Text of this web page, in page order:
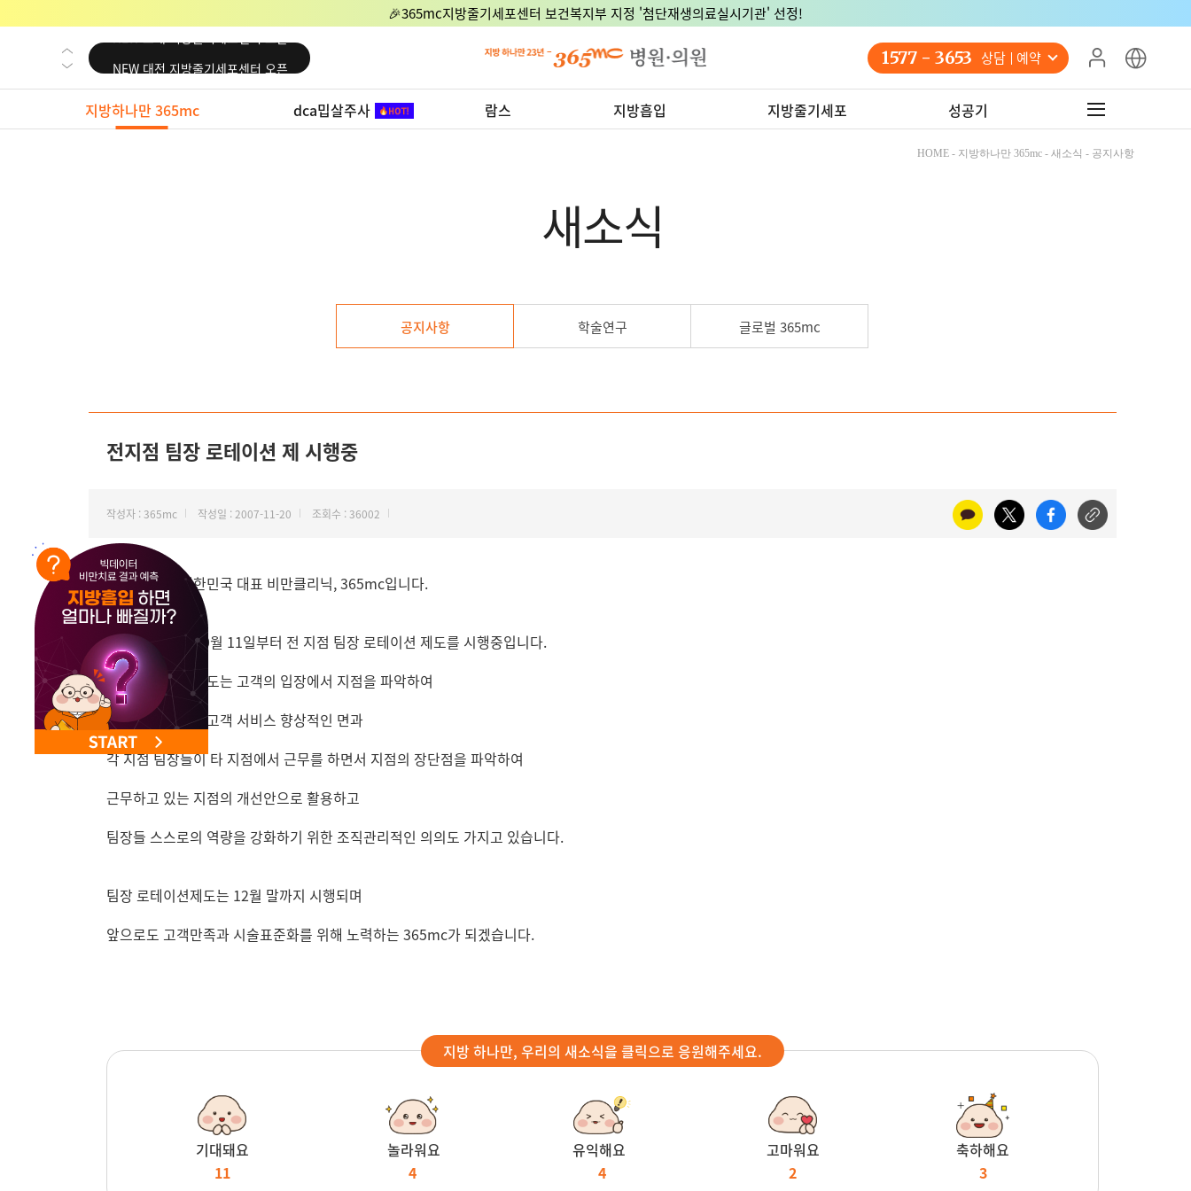
🎉365mc지방줄기세포센터 보건복지부 지정 '첨단재생의료실시기관' 선정!
NEW 교대 지방줄기세포센터 오픈
NEW 노원 지방줄기세포센터 오픈
NEW 미국 LA점 오픈
1577 - 3653 상담 예약
지방하나만 365mc dca밉살주사 람스 지방흡입 지방줄기세포 성공기
HOME - 지방하나만 365mc - 새소식 - 공지사항
새소식
공지사항 학술연구 글로벌 365mc
전지점 팀장 로테이션 제 시행중
작성자 : 365mc 작성일 : 2007-11-20 조회수 : 36002
안녕하세요. 대한민국 대표 비만클리닉, 365mc입니다.
365mc에서는 10월 11일부터 전 지점 팀장 로테이션 제도를 시행중입니다.
이번 로테이션 제도는 고객의 입장에서 지점을 파악하여
오류를 개선하는 고객 서비스 향상적인 면과
각 지점 팀장들이 타 지점에서 근무를 하면서 지점의 장단점을 파악하여
근무하고 있는 지점의 개선안으로 활용하고
팀장들 스스로의 역량을 강화하기 위한 조직관리적인 의의도 가지고 있습니다.
팀장 로테이션제도는 12월 말까지 시행되며
앞으로도 고객만족과 시술표준화를 위해 노력하는 365mc가 되겠습니다.
지방 하나만, 우리의 새소식을 클릭으로 응원해주세요.
기대돼요
11
놀라워요
4
유익해요
4
고마워요
2
축하해요
3